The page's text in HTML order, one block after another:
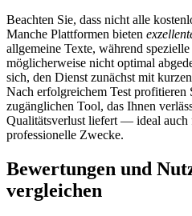
Beachten Sie, dass nicht alle
Manche Plattformen bieten
allgemeine Texte, während
möglicherweise nicht optimal
sich, den Dienst zunächst mit
Nach erfolgreichem Test profitieren
zugänglichen Tool, das Ihnen
Qualitätsverlust liefert — ideal auch
professionelle Zwecke.
Bewertungen und
vergleichen